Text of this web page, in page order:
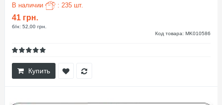
В наличии : 235 шт.
41 грн.
б/н: 52,00 грн.
Код товара: MK010586
Купить